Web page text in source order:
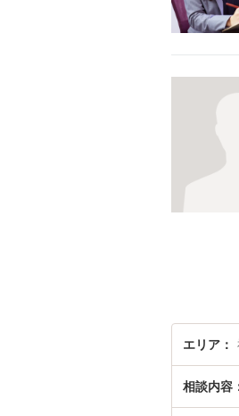
エリア
相談内容